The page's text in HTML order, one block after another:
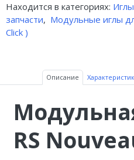
Находится в категориях:
запчасти, Модульные иглы
Click )
Описание
RS